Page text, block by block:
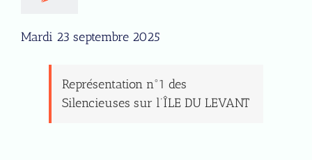
Mardi 23 septembre 2025
Représentation n°1 des
Silencieuses sur l’ÎLE DU LEVANT